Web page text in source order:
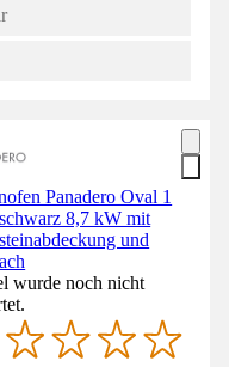
Panadero Oval 1
8,7 kW mit
und
wurde noch nicht